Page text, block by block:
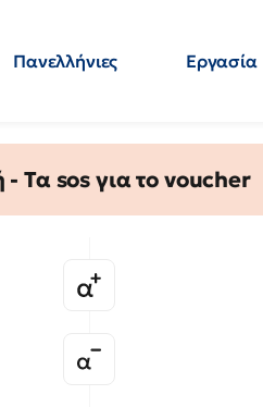
Πανελλήνιες Εργασία
Τα sos για το voucher